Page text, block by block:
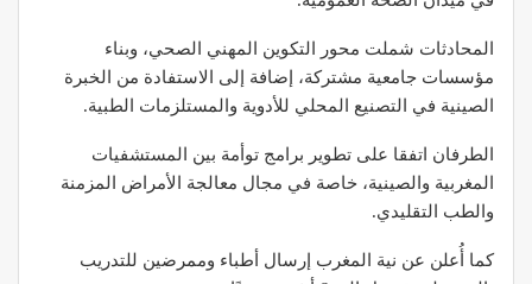
المحادثات شملت محور التكوين المهني الصحي، وبناء
مؤسسات جامعية مشتركة، إضافة إلى الاستفادة من الخبرة
الصينية في التصنيع المحلي للأدوية والمستلزمات الطبية.
الطرفان اتفقا على تطوير برامج توأمة بين المستشفيات
المغربية والصينية، خاصة في مجال معالجة الأمراض المزمنة
والطب التقليدي.
كما أُعلن عن نية المغرب إرسال أطباء وممرضين للتدريب